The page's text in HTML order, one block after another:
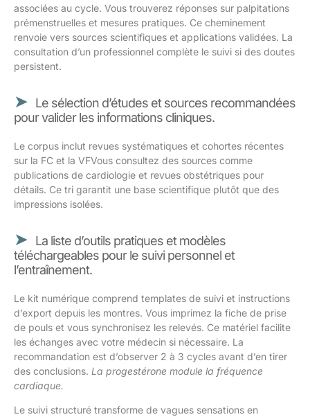
associées au cycle. Vous trouverez réponses sur palpitations
prémenstruelles et mesures pratiques. Ce cheminement
renvoie vers sources scientifiques et applications validées. La
consultation d’un professionnel complète le suivi si des doutes
persistent.
Le sélection d’études et sources recommandées
pour valider les informations cliniques.
Le corpus inclut revues systématiques et cohortes récentes
sur la FC et la VFVous consultez des sources comme
publications de cardiologie et revues obstétriques pour
détails. Ce tri garantit une base scientifique plutôt que des
impressions isolées.
La liste d’outils pratiques et modèles
téléchargeables pour le suivi personnel et
l’entraînement.
Le kit numérique comprend templates de suivi et instructions
d’export depuis les montres. Vous imprimez la fiche de prise
de pouls et vous synchronisez les relevés. Ce matériel facilite
les échanges avec votre médecin si nécessaire. La
recommandation est d’observer 2 à 3 cycles avant d’en tirer
des conclusions. La progestérone module la fréquence
cardiaque.
Le suivi structuré transforme de vagues sensations en